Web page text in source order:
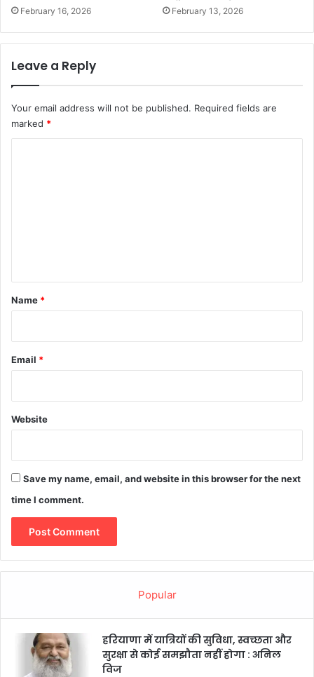
February 16, 2026 February 13, 2026
Leave a Reply
Your email address will not be published. Required fields are
marked *
*
Name *
Email *
Website
Save my name, email, and website in this browser for the next
time I comment.
Popular
हरियाणा में यात्रियों की सुविधा, स्वच्छता और
सुरक्षा से कोई समझौता नहीं होगा : अनिल
विज